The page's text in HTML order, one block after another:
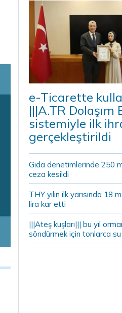
e-Ticarette
|||A.TR Dolaşım
sistemiyle ilk
gerçekleştirildi
Gıda denetimlerinde 250
ceza kesildi
THY yılın ilk yarısında 18
lira kar etti
|||Ateş kuşları||| bu yıl
söndürmek için tonlarca su